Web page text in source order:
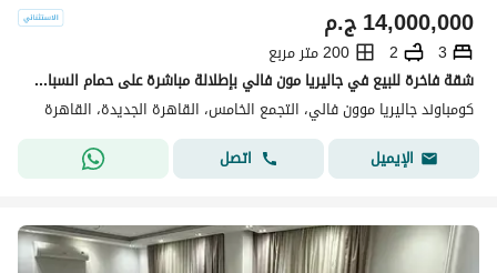
ج.م14,000,000
3
2
200 متر مربع
شقة فاخرة للبيع في جاليريا مون فالي بإطلالة مباشرة على حمام السباحة الدور الثاني نصف مفروشة بتشطيبات فاخرة ومطبخ أمريكي وغرفة ملابس وجراج ومخزن
كومباوند جاليريا موون فالي، التجمع الخامس، القاهرة الجديدة، القاهرة
الإيميل
اتصل